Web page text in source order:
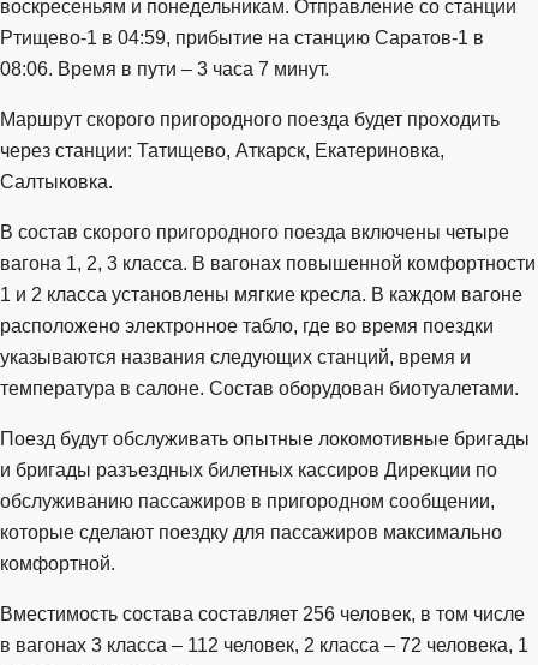
воскресеньям и понедельникам. Отправление со станции
Ртищево-1 в 04:59, прибытие на станцию Саратов-1 в
08:06. Время в пути – 3 часа 7 минут.
Маршрут скорого пригородного поезда будет проходить
через станции: Татищево, Аткарск, Екатериновка,
Салтыковка.
В состав скорого пригородного поезда включены четыре
вагона 1, 2, 3 класса. В вагонах повышенной комфортности
1 и 2 класса установлены мягкие кресла. В каждом вагоне
расположено электронное табло, где во время поездки
указываются названия следующих станций, время и
температура в салоне. Состав оборудован биотуалетами.
Поезд будут обслуживать опытные локомотивные бригады
и бригады разъездных билетных кассиров Дирекции по
обслуживанию пассажиров в пригородном сообщении,
которые сделают поездку для пассажиров максимально
комфортной.
Вместимость состава составляет 256 человек, в том числе
в вагонах 3 класса – 112 человек, 2 класса – 72 человека, 1